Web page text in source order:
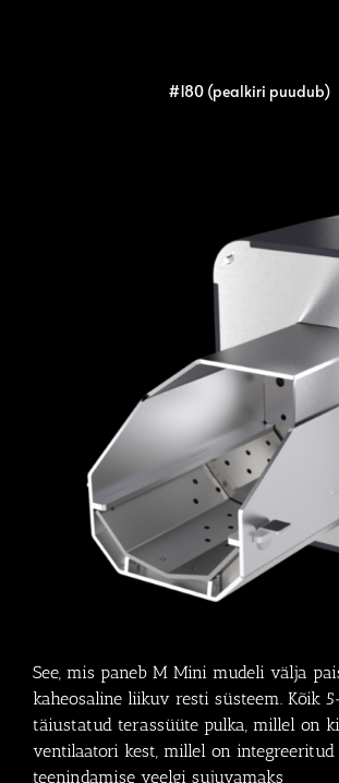
#180 (pealkiri puudub)
See, mis paneb M Mini mudeli välja
kaheosaline liikuv resti süsteem. Kõik
täiustatud terassüüte pulka, millel on
ventilaatori kest, millel on
teenindamise veelgi sujuvamaks